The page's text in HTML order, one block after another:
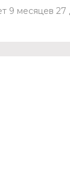
9 месяцев